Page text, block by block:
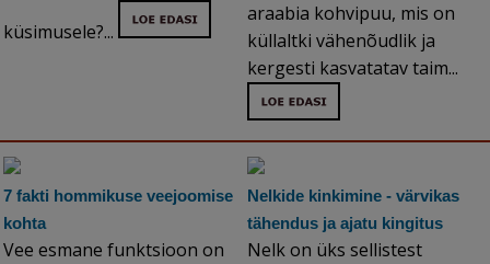
küsimusele?...
araabia kohvipuu, mis on
küllaltki vähenõudlik ja
kergesti kasvatatav taim...
7 fakti hommikuse veejoomise
kohta
Vee esmane funktsioon on
Nelkide kinkimine - värvikas
tähendus ja ajatu kingitus
Nelk on üks sellistest